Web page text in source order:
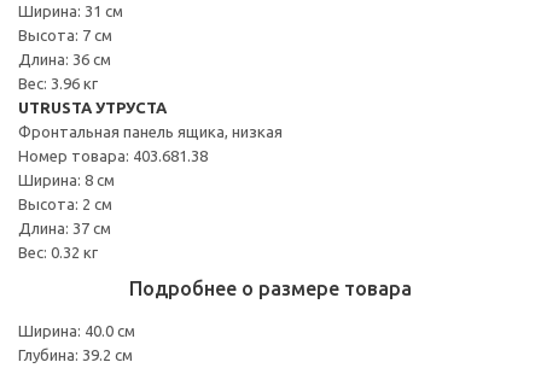
Ширина: 31 см
Высота: 7 см
Длина: 36 см
Вес: 3.96 кг
UTRUSTA УТРУСТА
Фронтальная панель ящика, низкая
Номер товара: 403.681.38
Ширина: 8 см
Высота: 2 см
Длина: 37 см
Вес: 0.32 кг
Подробнее о размере товара
Ширина: 40.0 см
Глубина: 39.2 см